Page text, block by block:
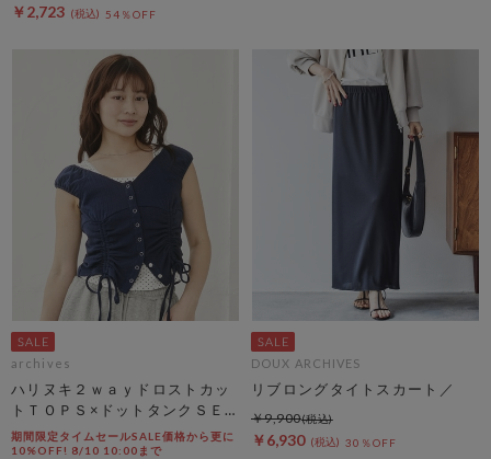
￥2,723 54％OFF
archives
ハリヌキ２ｗａｙドロストカッ
トＴＯＰＳ×ドットタンクＳＥ
Ｔ
期間限定タイムセールSALE価格から更に
10%OFF! 8/10 10:00まで
DOUX ARCHIVES
リブロングタイトスカート／
￥6,930 30％OFF
￥9,900